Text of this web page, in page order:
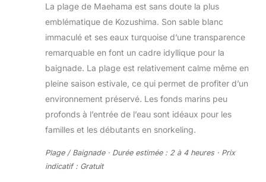
La plage de Maehama est sans doute la plus
emblématique de Kozushima. Son sable blanc
immaculé et ses eaux turquoise d’une transparence
remarquable en font un cadre idyllique pour la
baignade. La plage est relativement calme même en
pleine saison estivale, ce qui permet de profiter d’un
environnement préservé. Les fonds marins peu
profonds à l’entrée de l’eau sont idéaux pour les
familles et les débutants en snorkeling.
Plage / Baignade · Durée estimée : 2 à 4 heures · Prix
indicatif : Gratuit